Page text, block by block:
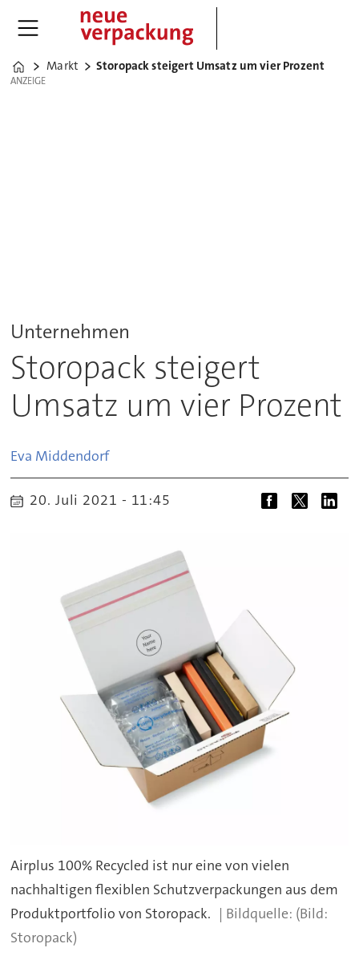
Home
Markt Storopack steigert Umsatz um vier Prozent
ANZEIGE
ANZEIGE
Unternehmen
Storopack steigert
Umsatz um vier Prozent
Eva Middendorf
20. Juli 2021 - 11:45
Airplus 100% Recycled ist nur eine von vielen
nachhaltigen flexiblen Schutzverpackungen aus dem
Produktportfolio von Storopack.
(Bild:
Storopack)